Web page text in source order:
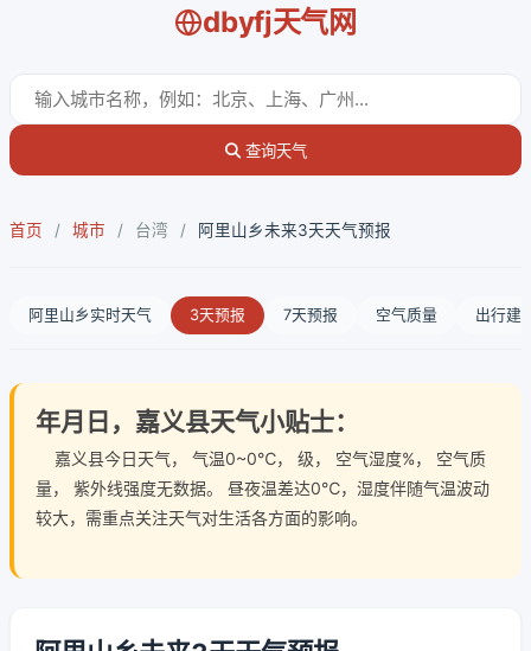
dbyfj天气网
查询天气
首页 / 城市 / 台湾 / 阿里山乡未来3天天气预报
阿里山乡实时天气 3天预报 7天预报 空气质量 出行建
年月日，嘉义县天气小贴士：
嘉义县今日天气， 气温0~0℃， 级， 空气湿度%， 空气质
量， 紫外线强度无数据。 昼夜温差达0℃，湿度伴随气温波动
较大，需重点关注天气对生活各方面的影响。